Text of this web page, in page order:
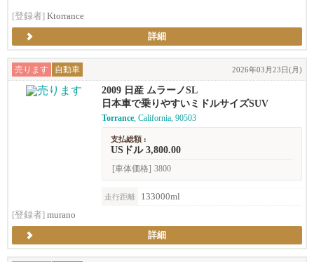
[登録者] Ktorrance
詳細
売ります 自動車 2026年03月23日(月)
2009 日産 ムラーノSL
日本車で乗りやすいミドルサイズSUV
Torrance, California, 90503
支払総額 :
USドル 3,800.00
[車体価格] 3800
走行距離
133000ml
[登録者] murano
詳細